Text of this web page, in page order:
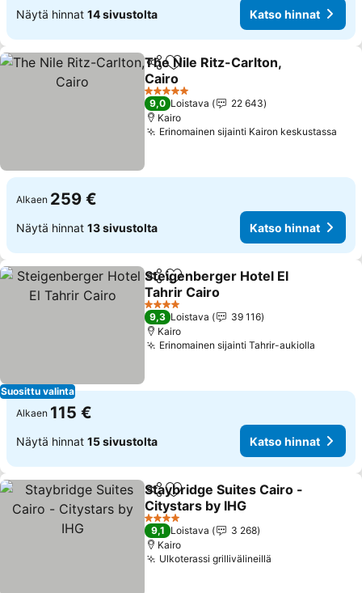
Näytä hinnat 14 sivustolta Katso hinnat
Jaa Lisää suosikkeihin
The Nile Ritz-Carlton,
Cairo
Katso hinnat
5 Tähtiluokitus
9,0 Loistava
22 643
Kairo
Erinomainen sijainti Kairon keskustassa
Alkaen 259 €
Näytä hinnat 13 sivustolta Katso hinnat
Suosittu valinta
Jaa Lisää suosikkeihin
Steigenberger Hotel El
Tahrir Cairo
Katso hinnat
4 Tähtiluokitus
9,3 Loistava
39 116
Kairo
Erinomainen sijainti Tahrir-aukiolla
Alkaen 115 €
Näytä hinnat 15 sivustolta Katso hinnat
Jaa Lisää suosikkeihin
Staybridge Suites Cairo -
Citystars by IHG
Katso hinnat
4 Tähtiluokitus
9,1 Loistava
3 268
Kairo
Ulkoterassi grillivälineillä